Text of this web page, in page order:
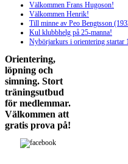
Välkommen Frans Hugoson!
Välkommen Henrik!
Till minne av Peo Bengtsson
Kul klubbhelg på 25-manna!
Nybörjarkurs i orientering startar
Orientering,
löpning och
simning. Stort
träningsutbud
för medlemmar.
Välkommen att
gratis prova på!